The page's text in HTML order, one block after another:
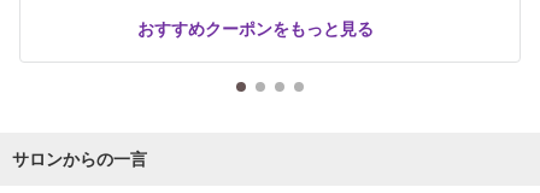
おすすめクーポンをもっと見る
サロンからの一言